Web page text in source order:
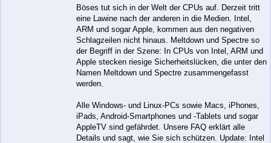
Böses tut sich in der Welt der CPUs auf. Derzeit tritt
eine Lawine nach der anderen in die Medien. Intel,
ARM und sogar Apple, kommen aus den negativen
Schlagzeilen nicht hinaus. Meltdown und Spectre so
der Begriff in der Szene: In CPUs von Intel, ARM und
Apple stecken riesige Sicherheitslücken, die unter den
Namen Meltdown und Spectre zusammengefasst
werden.
Alle Windows- und Linux-PCs sowie Macs, iPhones,
iPads, Android-Smartphones und -Tablets und sogar
AppleTV sind gefährdet. Unsere FAQ erklärt alle
Details und sagt, wie Sie sich schützen. Update: Intel